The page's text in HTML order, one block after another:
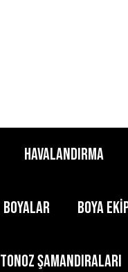
HAVALANDIRMA
BOYALAR BOYA
TONOZ ŞAMANDIRALARI